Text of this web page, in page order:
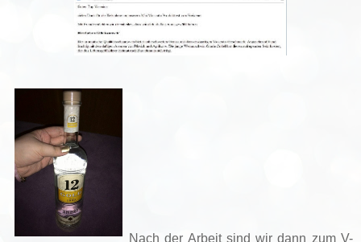
Nach der Arbeit sind wir dann zum V-